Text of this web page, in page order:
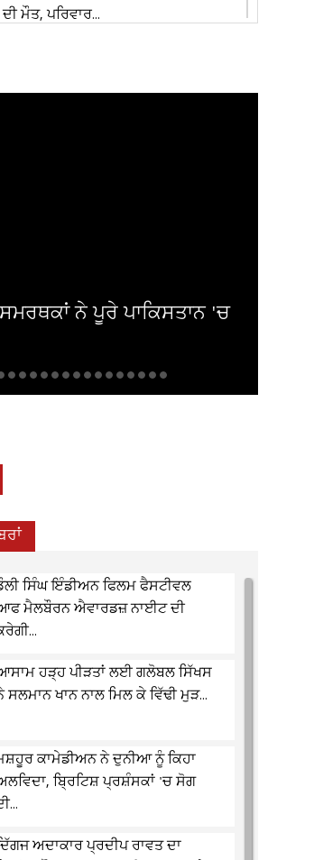
ਮੌਤ, ਪਰਿਵਾਰ...
ਤੋਂ ਵੱਧ ਹਿੱਟ ਫਿਲਮਾਂ ਦੇ ਚੁੱਕੇ
ਬੁਰਾ ਹਾਲ...
ਸਿੰਘ ਇੰਡੀਅਨ ਫਿਲਮ ਫੈਸਟੀਵਲ
ਮੈਲਬੌਰਨ ਐਵਾਰਡਜ਼ ਨਾਈਟ ਦੀ
ਹੜ੍ਹ ਪੀੜਤਾਂ ਲਈ ਗਲੋਬਲ ਸਿੱਖਸ
ਸਲਮਾਨ ਖਾਨ ਨਾਲ ਮਿਲ ਕੇ ਵਿੱਢੀ ਮੁੜ...
ਕਾਮੇਡੀਅਨ ਨੇ ਦੁਨੀਆ ਨੂੰ ਕਿਹਾ
ਬ੍ਰਿਟਿਸ਼ ਪ੍ਰਸ਼ੰਸਕਾਂ 'ਚ ਸੋਗ
ਅਦਾਕਾਰ ਪ੍ਰਦੀਪ ਰਾਵਤ ਦਾ